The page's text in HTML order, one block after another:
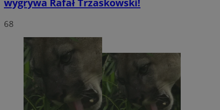
wygrywa Rafał Trzaskowski!
68